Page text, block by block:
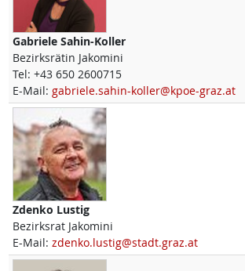
Gabriele Sahin-Koller
Bezirksrätin Jakomini
Tel: +43 650 2600715
E-Mail: gabriele.sahin-koller@kpoe-graz.at
Zdenko Lustig
Bezirksrat Jakomini
E-Mail: zdenko.lustig@stadt.graz.at